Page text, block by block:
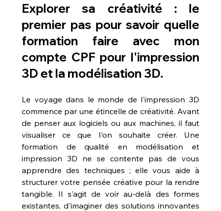
Explorer sa créativité : le
premier pas pour savoir quelle
formation faire avec mon
compte CPF pour l'impression
3D et la modélisation 3D.
Le voyage dans le monde de l'impression 3D
commence par une étincelle de créativité. Avant
de penser aux logiciels ou aux machines, il faut
visualiser ce que l'on souhaite créer. Une
formation de qualité en modélisation et
impression 3D ne se contente pas de vous
apprendre des techniques ; elle vous aide à
structurer votre pensée créative pour la rendre
tangible. Il s'agit de voir au-delà des formes
existantes, d'imaginer des solutions innovantes